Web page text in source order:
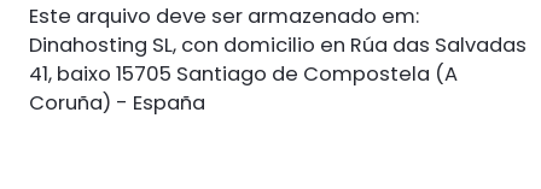
Este arquivo deve ser armazenado em:
Dinahosting SL, con domicilio en Rúa das Salvadas
41, baixo 15705 Santiago de Compostela (A
Coruña) - España